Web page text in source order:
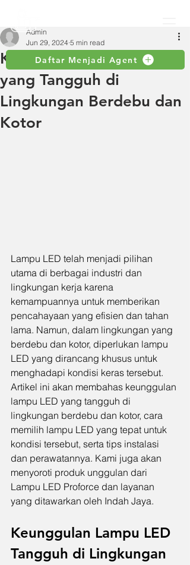
Daftar Menjadi Agent
Keunggulan Lampu LED
yang Tangguh di
Lingkungan Berdebu dan
Kotor
Admin
Jun 29, 2024 5 min read
Lampu LED telah menjadi pilihan
utama di berbagai industri dan
lingkungan kerja karena
kemampuannya untuk memberikan
pencahayaan yang efisien dan tahan
lama. Namun, dalam lingkungan yang
berdebu dan kotor, diperlukan lampu
LED yang dirancang khusus untuk
menghadapi kondisi keras tersebut.
Artikel ini akan membahas keunggulan
lampu LED yang tangguh di
lingkungan berdebu dan kotor, cara
memilih lampu LED yang tepat untuk
kondisi tersebut, serta tips instalasi
dan perawatannya. Kami juga akan
menyoroti produk unggulan dari
Lampu LED Proforce dan layanan
yang ditawarkan oleh Indah Jaya.
Keunggulan Lampu LED
Tangguh di Lingkungan